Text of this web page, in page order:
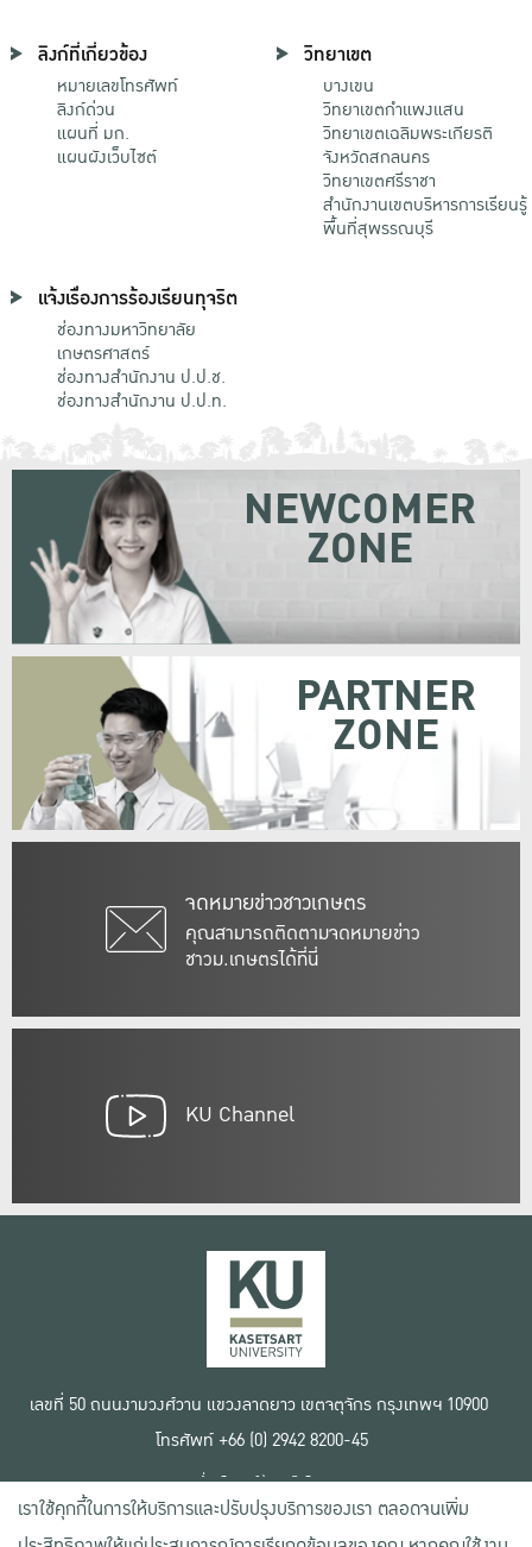
ลิงก์ที่เกี่ยวข้อง
หมายเลขโทรศัพท์
ลิงก์ด่วน
แผนที่ มก.
แผนผังเว็บไซต์
วิทยาเขต
บางเขน
วิทยาเขตกําแพงแสน
วิทยาเขตเฉลิมพระเกียรติ
จังหวัดสกลนคร
วิทยาเขตศรีราชา
สำนักงานเขตบริหารการเรียนรู้
พื้นที่สุพรรณบุรี
แจ้งเรื่องการร้องเรียนทุจริต
ช่องทางมหาวิทยาลัย
เกษตรศาสตร์
ช่องทางสำนักงาน ป.ป.ช.
ช่องทางสำนักงาน ป.ป.ท.
จดหมายข่าวชาวเกษตร
คุณสามารถติดตามจดหมายข่าว
ชาวม.เกษตรได้ที่นี่
NEWCOMER
ZONE
PARTNER
ZONE
KU Channel
เลขที่ 50 ถนนงามวงศ์วาน แขวงลาดยาว เขตจตุจักร กรุงเทพฯ 10900
โทรศัพท์ +66 (0) 2942 8200-45
เงื่อนไขการใช้งานเว็บไซต์
ข้อตกลงด้านสิทธิ์ใช้งาน
นโยบายความเป็นส่วนตัว
เราใช้คุกกี้ในการให้บริการและปรับปรุงบริการของเรา ตลอดจนเพิ่ม